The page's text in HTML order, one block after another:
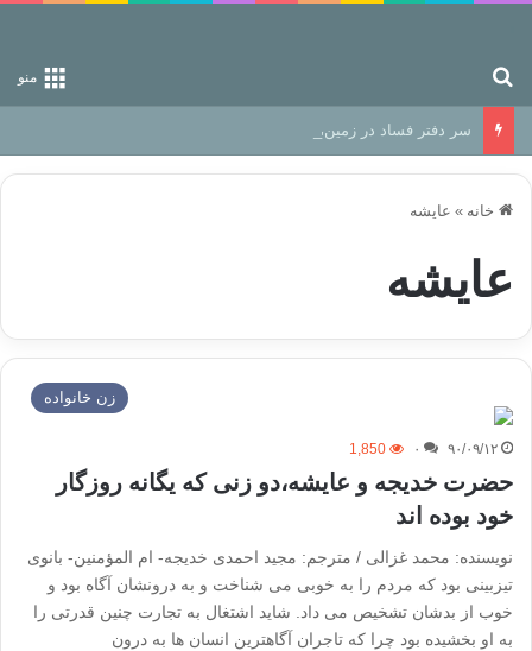
منو
سر دفتر فساد در زمین‌، دوری وکناره‌گیری از راه خداست‌!
خانه » عایشه
عایشه
زن خانواده
۹۰/۰۹/۱۲ ۰ 1,850
حضرت خديجه و عايشه،دو زنی که یگانه روزگار
خود بوده اند
نویسنده: محمد غزالی / مترجم: مجید احمدی خدیجه- ام المؤمنین- بانوی
تیزبینی بود که مردم را به خوبی می شناخت و به درونشان آگاه بود و
خوب از بدشان تشخیص می داد. شاید اشتغال به تجارت چنین قدرتی را
به او بخشیده بود چرا که تاجران آگاهترین انسان ها به درون